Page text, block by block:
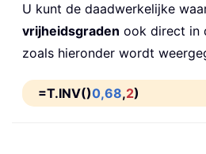
U kunt de daadwerkelijke
vrijheidsgraden ook direct in
zoals hieronder wordt
=T.INV()0,68,2)